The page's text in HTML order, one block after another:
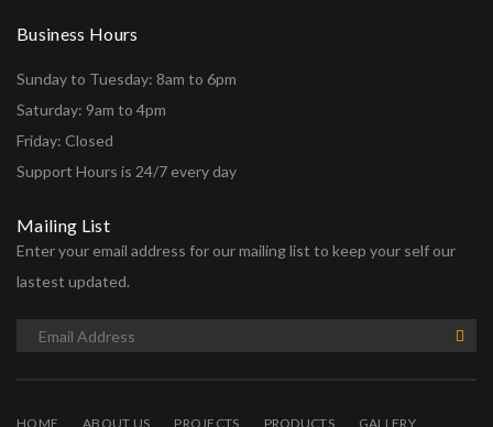
Business Hours
Sunday to Tuesday: 8am to 6pm
Saturday: 9am to 4pm
Friday: Closed
Support Hours is 24/7 every day
Mailing List
Enter your email address for our mailing list to keep your self our
lastest updated.
HOME ABOUT US PROJECTS PRODUCTS GALLERY